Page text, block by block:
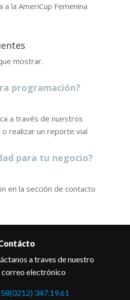
la AmeriCup Femenina
mostrar.
programación?
a través de nuestros
realizar un reporte vial
para tu negocio?
en la sección de contacto
a traves de nuestro
correo electrónico
347.19.61